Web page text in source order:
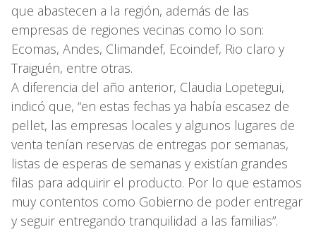
que abastecen a la región, además de las
empresas de regiones vecinas como lo son:
Ecomas, Andes, Climandef, Ecoindef, Rio claro y
Traiguén, entre otras.
A diferencia del año anterior, Claudia Lopetegui,
indicó que, “en estas fechas ya había escasez de
pellet, las empresas locales y algunos lugares de
venta tenían reservas de entregas por semanas,
listas de esperas de semanas y existían grandes
filas para adquirir el producto. Por lo que estamos
muy contentos como Gobierno de poder entregar
y seguir entregando tranquilidad a las familias”.